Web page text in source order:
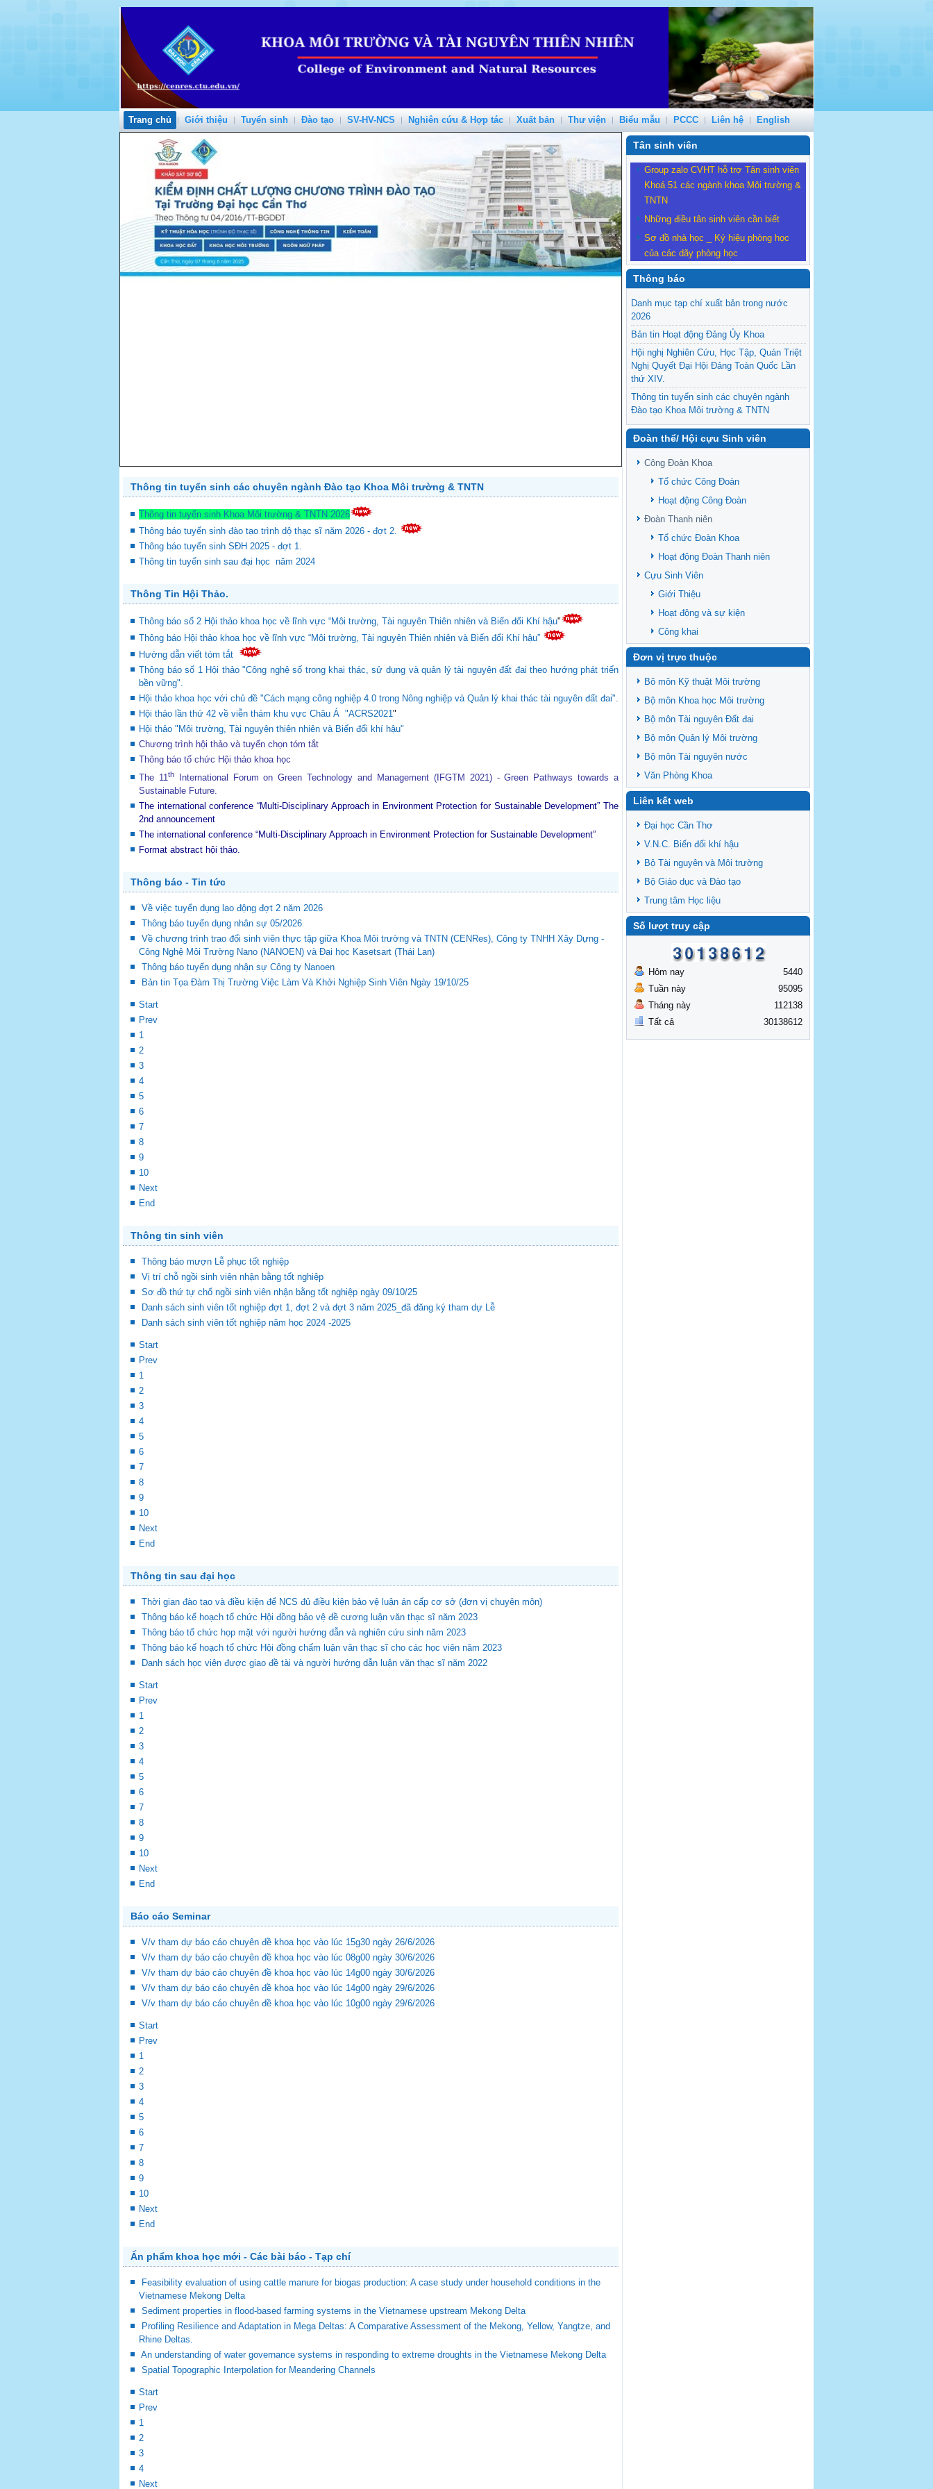
Trang chủ Giới thiệu Tuyển sinh Đào tạo SV-HV-NCS Nghiên cứu & Hợp tác Xuất bản Thư viện Biểu mẫu PCCC Liên hệ English
NEXT
Thông tin tuyển sinh các chuyên ngành Đào tạo Khoa Môi trường & TNTN
Thông tin tuyển sinh Khoa Môi trường & TNTN 2026
Thông báo tuyển sinh đào tạo trình dộ thạc sĩ năm 2026 - đợt 2.
Thông báo tuyển sinh SĐH 2025 - đợt 1.
Thông tin tuyển sinh sau đại học năm 2024
Thông Tin Hội Thảo.
Thông báo số 2 Hội thảo khoa học về lĩnh vực “Môi trường, Tài nguyên Thiên nhiên và Biến đổi Khí hậu"
Thông báo Hội thảo khoa học về lĩnh vực “Môi trường, Tài nguyên Thiên nhiên và Biến đổi Khí hậu”
Hướng dẫn viết tóm tắt
Thông báo số 1 Hội thảo "Công nghệ số trong khai thác, sử dụng và quản lý tài nguyên đất đai theo hướng phát triển
bền vững".
Hội thảo khoa học với chủ đề "Cách mạng công nghiệp 4.0 trong Nông nghiệp và Quản lý khai thác tài nguyên đất đai".
Hội thảo lần thứ 42 về viễn thám khu vực Châu Á "ACRS2021"
Hội thảo "Môi trường, Tài nguyên thiên nhiên và Biến đổi khí hậu"
Chương trình hội thảo và tuyển chọn tóm tắt
Thông báo tổ chức Hội thảo khoa học
The 11thInternational Forum on Green Technology and Management (IFGTM 2021) - Green Pathways towards a
Sustainable Future.
The international conference “Multi-Disciplinary Approach in Environment Protection for Sustainable Development” The
2nd announcement
The international conference “Multi-Disciplinary Approach in Environment Protection for Sustainable Development”
Format abstract hội thảo.
Thông báo - Tin tức
Về việc tuyển dụng lao động đợt 2 năm 2026
Thông báo tuyển dụng nhân sự 05/2026
Về chương trình trao đổi sinh viên thực tập giữa Khoa Môi trường và TNTN (CENRes), Công ty TNHH Xây Dựng -
Công Nghệ Môi Trường Nano (NANOEN) và Đại học Kasetsart (Thái Lan)
Thông báo tuyển dụng nhận sự Công ty Nanoen
Bản tin Tọa Đàm Thị Trường Việc Làm Và Khởi Nghiệp Sinh Viên Ngày 19/10/25
Start
Prev
1
2
3
4
5
6
7
8
9
10
Next
End
Thông tin sinh viên
Thông báo mượn Lễ phục tốt nghiệp
Vị trí chỗ ngồi sinh viên nhận bằng tốt nghiệp
Sơ đồ thứ tự chổ ngồi sinh viên nhận bằng tốt nghiệp ngày 09/10/25
Danh sách sinh viên tốt nghiệp đợt 1, đợt 2 và đợt 3 năm 2025_đã đăng ký tham dự Lễ
Danh sách sinh viên tốt nghiệp năm học 2024 -2025
Start
Prev
1
2
3
4
5
6
7
8
9
10
Next
End
Thông tin sau đại học
Thời gian đào tạo và điều kiện để NCS đủ điều kiện bảo vệ luận án cấp cơ sở (đơn vị chuyên môn)
Thông báo kế hoạch tổ chức Hội đồng bảo vệ đề cương luận văn thạc sĩ năm 2023
Thông báo tổ chức họp mặt với người hướng dẫn và nghiên cứu sinh năm 2023
Thông báo kế hoạch tổ chức Hội đồng chấm luận văn thạc sĩ cho các học viên năm 2023
Danh sách học viên được giao đề tài và người hướng dẫn luận văn thạc sĩ năm 2022
Start
Prev
1
2
3
4
5
6
7
8
9
10
Next
End
Báo cáo Seminar
V/v tham dự báo cáo chuyên đề khoa học vào lúc 15g30 ngày 26/6/2026
V/v tham dự báo cáo chuyên đề khoa học vào lúc 08g00 ngày 30/6/2026
V/v tham dự báo cáo chuyên đề khoa học vào lúc 14g00 ngày 30/6/2026
V/v tham dự báo cáo chuyên đề khoa học vào lúc 14g00 ngày 29/6/2026
V/v tham dự báo cáo chuyên đề khoa học vào lúc 10g00 ngày 29/6/2026
Start
Prev
1
2
3
4
5
6
7
8
9
10
Next
End
Ấn phẩm khoa học mới - Các bài báo - Tạp chí
Feasibility evaluation of using cattle manure for biogas production: A case study under household conditions in the
Vietnamese Mekong Delta
Sediment properties in flood-based farming systems in the Vietnamese upstream Mekong Delta
Profiling Resilience and Adaptation in Mega Deltas: A Comparative Assessment of the Mekong, Yellow, Yangtze, and
Rhine Deltas.
An understanding of water governance systems in responding to extreme droughts in the Vietnamese Mekong Delta
Spatial Topographic Interpolation for Meandering Channels
Start
Prev
1
2
3
4
Next
Tân sinh viên
Group zalo CVHT hỗ trợ Tân sinh viên
Khoá 51 các ngành khoa Môi trường &
TNTN
Những điều tân sinh viên cần biết
Sơ đồ nhà học _ Ký hiệu phòng học
của các dãy phòng học
Thông báo
Danh mục tạp chí xuất bản trong nước
2026
Bản tin Hoạt động Đảng Ủy Khoa
Hội nghị Nghiên Cứu, Học Tập, Quán Triệt
Nghị Quyết Đại Hội Đảng Toàn Quốc Lần
thứ XIV.
Thông tin tuyển sinh các chuyên ngành
Đào tạo Khoa Môi trường & TNTN
Feasibility evaluation of using cattle
manure for biogas production: A case study
Vietnamese Mekong Delta
Sediment properties in flood-based farming
systems in the Vietnamese upstream
Văn bản - Quy định
Ban chấp hành Đảng bộ khoa
Đoàn thể/ Hội cựu Sinh viên
Công Đoàn Khoa
Tổ chức Công Đoàn
Hoạt động Công Đoàn
Đoàn Thanh niên
Tổ chức Đoàn Khoa
Hoạt động Đoàn Thanh niên
Cựu Sinh Viên
Giới Thiệu
Hoạt động và sự kiện
Công khai
Đơn vị trực thuộc
Bô môn Kỹ thuật Môi trường
Bộ môn Khoa học Môi trường
Bộ môn Tài nguyên Đất đai
Bộ môn Quản lý Môi trường
Bộ môn Tài nguyên nước
Văn Phòng Khoa
Liên kết web
Đại học Cần Thơ
V.N.C. Biến đổi khí hậu
Bộ Tài nguyên và Môi trường
Bộ Giáo dục và Đào tạo
Trung tâm Học liệu
Số lượt truy cập
Hôm nay
Tuần này
Tháng này
Tất cả
5440
95095
112138
30138612